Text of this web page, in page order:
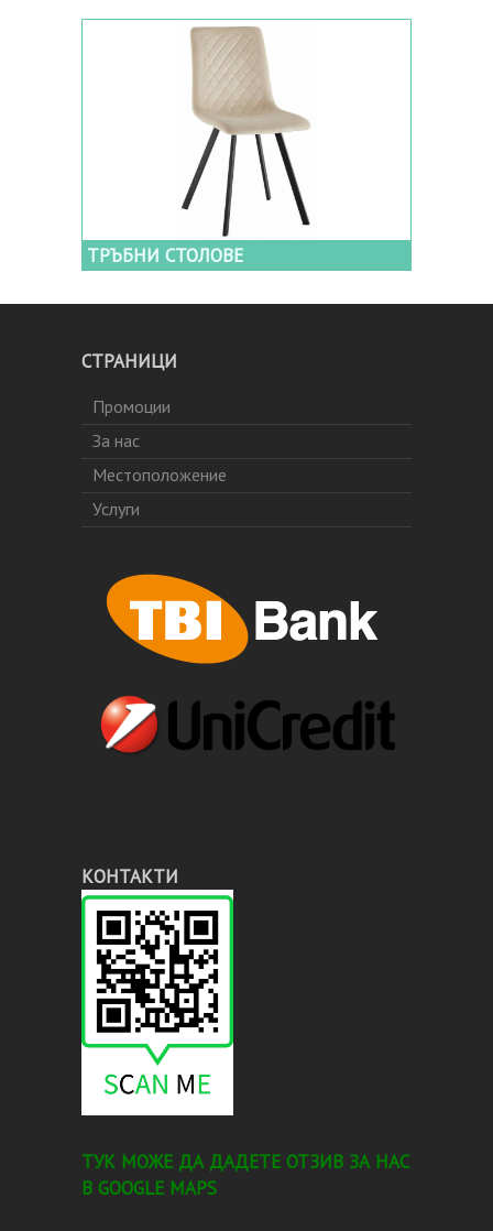
ТРЪБНИ СТОЛОВЕ
СТРАНИЦИ
Промоции
За нас
Местоположение
Услуги
КОНТАКТИ
TУК МОЖЕ ДА ДАДЕТЕ ОТЗИВ ЗА НАС
В GOOGLE MAPS